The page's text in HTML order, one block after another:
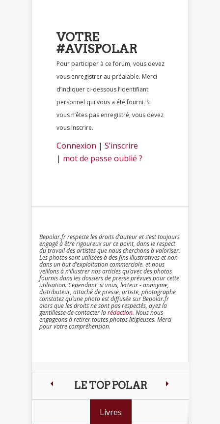
VOTRE
#AVISPOLAR
Pour participer à ce forum, vous devez
vous enregistrer au préalable. Merci
d’indiquer ci-dessous l’identifiant
personnel qui vous a été fourni. Si
vous n’êtes pas enregistré, vous devez
vous inscrire.
Connexion | S’inscrire
| mot de passe oublié ?
Bepolar.fr respecte les droits d’auteur et s’est toujours
engagé à être rigoureux sur ce point, dans le respect
du travail des artistes que nous cherchons à valoriser.
Les photos sont utilisées à des fins illustratives et non
dans un but d’exploitation commerciale. et nous
veillons à n’illustrer nos articles qu’avec des photos
fournis dans les dossiers de presse prévues pour cette
utilisation. Cependant, si vous, lecteur - anonyme,
distributeur, attaché de presse, artiste, photographe
constatez qu’une photo est diffusée sur Bepolar.fr
alors que les droits ne sont pas respectés, ayez la
gentillesse de contacter larédaction. Nous nous
engageons à retirer toutes photos litigieuses. Merci
pour votre compréhension.
LE TOP POLAR
Livres